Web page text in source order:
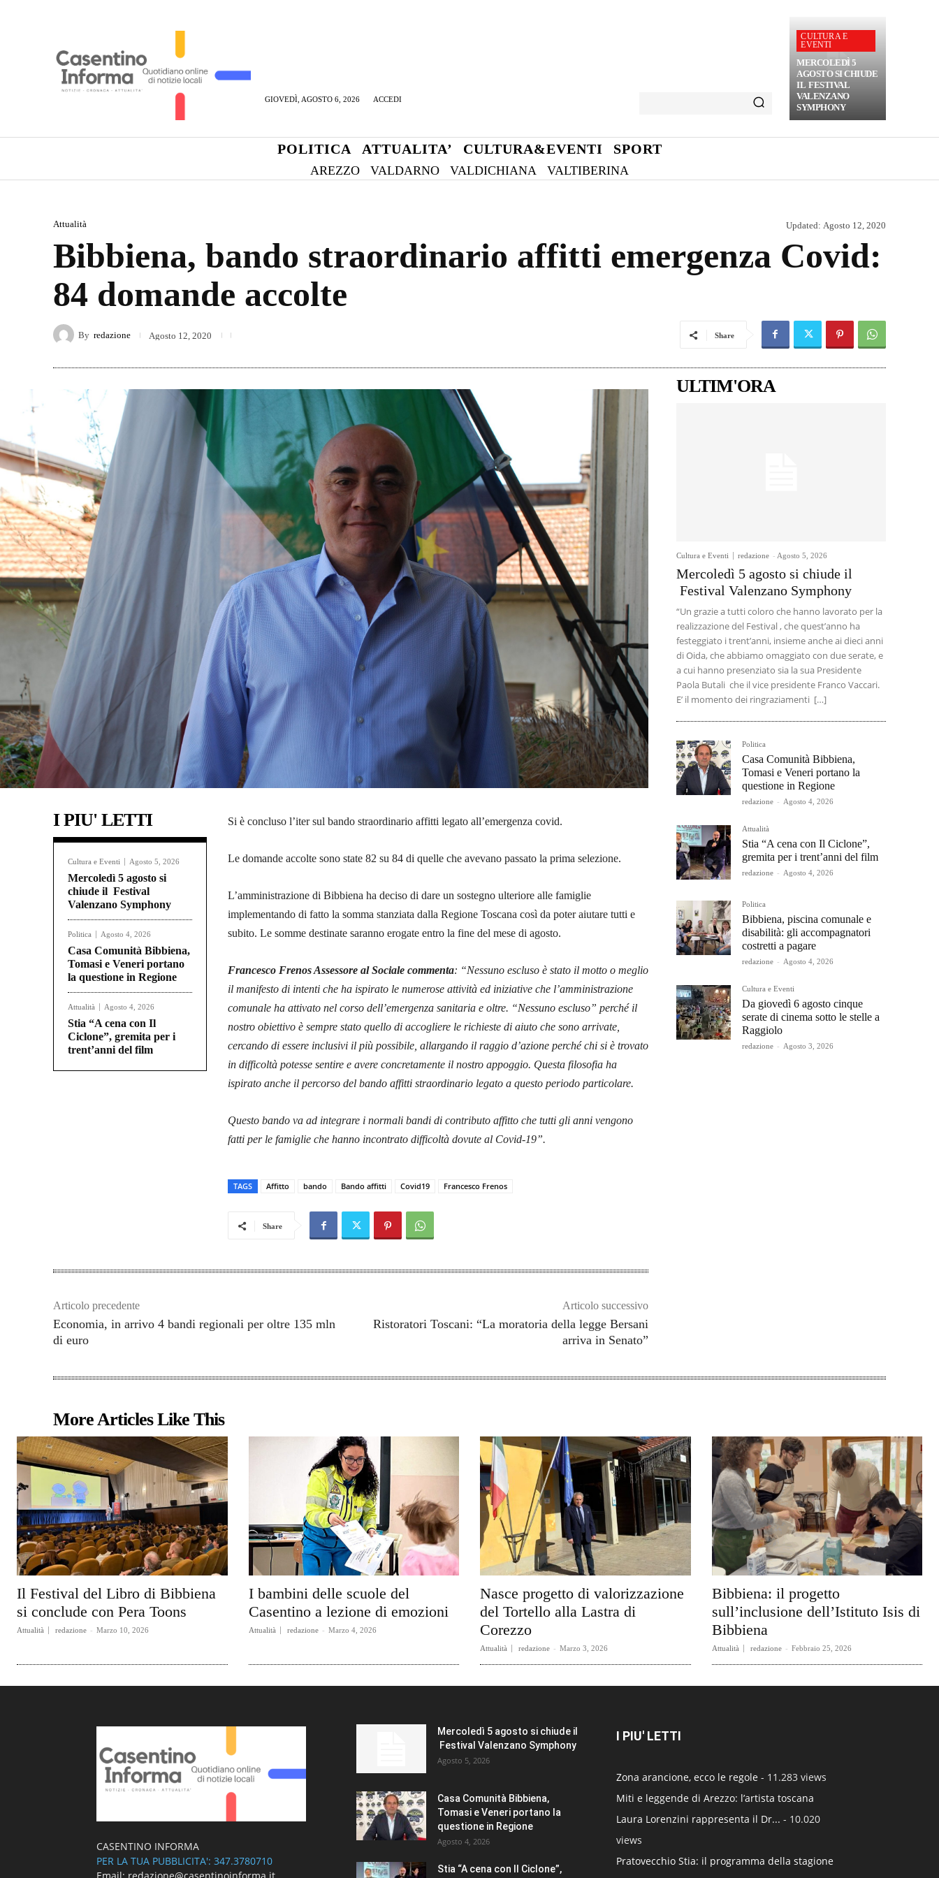
GIOVEDÌ, AGOSTO 6, 2026 ACCEDI
CULTURA E
EVENTI
MERCOLEDÌ 5
AGOSTO SI CHIUDE
IL FESTIVAL
VALENZANO
SYMPHONY
POLITICA ATTUALITA’ CULTURA&EVENTI SPORT
AREZZO VALDARNO VALDICHIANA VALTIBERINA
Attualità Updated: Agosto 12, 2020
Bibbiena, bando straordinario affitti emergenza Covid:
84 domande accolte
By redazione Agosto 12, 2020 Share
I PIU' LETTI
Cultura e Eventi Agosto 5, 2026
Mercoledì 5 agosto si
chiude il Festival
Valenzano Symphony
Politica Agosto 4, 2026
Casa Comunità Bibbiena,
Tomasi e Veneri portano
la questione in Regione
Attualità Agosto 4, 2026
Stia “A cena con Il
Ciclone”, gremita per i
trent’anni del film
Si è concluso l’iter sul bando straordinario affitti legato all’emergenza covid.
Le domande accolte sono state 82 su 84 di quelle che avevano passato la prima selezione.
L’amministrazione di Bibbiena ha deciso di dare un sostegno ulteriore alle famiglie
implementando di fatto la somma stanziata dalla Regione Toscana così da poter aiutare tutti e
subito. Le somme destinate saranno erogate entro la fine del mese di agosto.
Francesco Frenos Assessore al Sociale commenta: “Nessuno escluso è stato il motto o meglio
il manifesto di intenti che ha ispirato le numerose attività ed iniziative che l’amministrazione
comunale ha attivato nel corso dell’emergenza sanitaria e oltre. “Nessuno escluso” perché il
nostro obiettivo è sempre stato quello di accogliere le richieste di aiuto che sono arrivate,
cercando di essere inclusivi il più possibile, allargando il raggio d’azione perché chi si è trovato
in difficoltà potesse sentire e avere concretamente il nostro appoggio. Questa filosofia ha
ispirato anche il percorso del bando affitti straordinario legato a questo periodo particolare.
Questo bando va ad integrare i normali bandi di contributo affitto che tutti gli anni vengono
fatti per le famiglie che hanno incontrato difficoltà dovute al Covid-19”.
TAGS Affitto bando Bando affitti Covid19 Francesco Frenos
Share
Articolo precedente
Economia, in arrivo 4 bandi regionali per oltre 135 mln
di euro
Articolo successivo
Ristoratori Toscani: “La moratoria della legge Bersani
arriva in Senato”
ULTIM'ORA
Cultura e Eventi redazione - Agosto 5, 2026
Mercoledì 5 agosto si chiude il
Festival Valenzano Symphony
“Un grazie a tutti coloro che hanno lavorato per la
realizzazione del Festival , che quest’anno ha
festeggiato i trent’anni, insieme anche ai dieci anni
di Oida, che abbiamo omaggiato con due serate, e
a cui hanno presenziato sia la sua Presidente
Paola Butali che il vice presidente Franco Vaccari.
E’ il momento dei ringraziamenti […]
Politica
Casa Comunità Bibbiena,
Tomasi e Veneri portano la
questione in Regione
redazione - Agosto 4, 2026
Attualità
Stia “A cena con Il Ciclone”,
gremita per i trent’anni del film
redazione - Agosto 4, 2026
Politica
Bibbiena, piscina comunale e
disabilità: gli accompagnatori
costretti a pagare
redazione - Agosto 4, 2026
Cultura e Eventi
Da giovedì 6 agosto cinque
serate di cinema sotto le stelle a
Raggiolo
redazione - Agosto 3, 2026
More Articles Like This
Il Festival del Libro di Bibbiena
si conclude con Pera Toons
Attualità redazione - Marzo 10, 2026
I bambini delle scuole del
Casentino a lezione di emozioni
Attualità redazione - Marzo 4, 2026
Nasce progetto di valorizzazione
del Tortello alla Lastra di
Corezzo
Attualità redazione - Marzo 3, 2026
Bibbiena: il progetto
sull’inclusione dell’Istituto Isis di
Bibbiena
Attualità redazione - Febbraio 25, 2026
CASENTINO INFORMA
PER LA TUA PUBBLICITA': 347.3780710
Mercoledì 5 agosto si chiude il
Festival Valenzano Symphony
Agosto 5, 2026
Casa Comunità Bibbiena,
Tomasi e Veneri portano la
questione in Regione
Agosto 4, 2026
Stia “A cena con Il Ciclone”,
I PIU' LETTI
Zona arancione, ecco le regole - 11.283 views
Miti e leggende di Arezzo: l’artista toscana
Laura Lorenzini rappresenta il Dr... - 10.020
views
Pratovecchio Stia: il programma della stagione